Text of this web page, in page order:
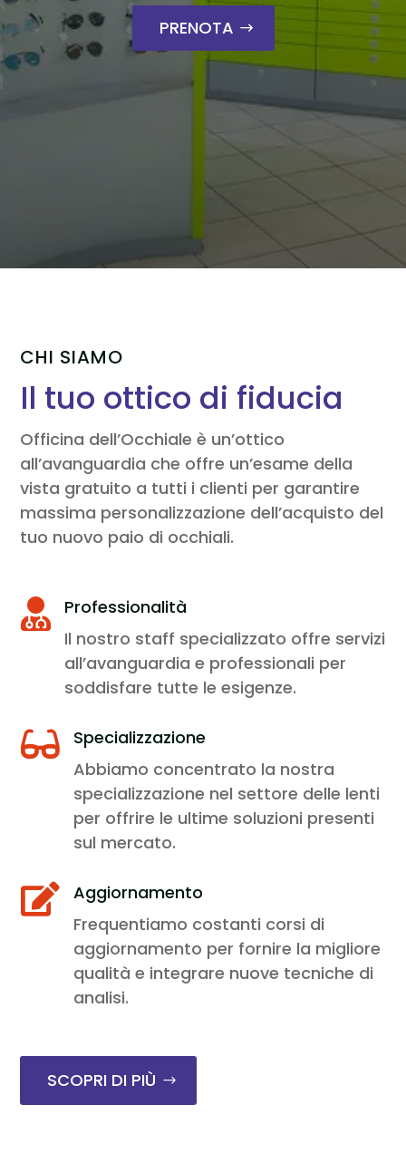
PRENOTA
CHI SIAMO
Il tuo ottico di fiducia
Officina dell’Occhiale è un’ottico
all’avanguardia che offre un’esame della
vista gratuito a tutti i clienti per garantire
massima personalizzazione dell’acquisto del
tuo nuovo paio di occhiali.

Professionalità
Il nostro staff specializzato offre servizi
all’avanguardia e professionali per
soddisfare tutte le esigenze.

Specializzazione
Abbiamo concentrato la nostra
specializzazione nel settore delle lenti
per offrire le ultime soluzioni presenti
sul mercato.

Aggiornamento
Frequentiamo costanti corsi di
aggiornamento per fornire la migliore
qualità e integrare nuove tecniche di
analisi.
SCOPRI DI PIÙ